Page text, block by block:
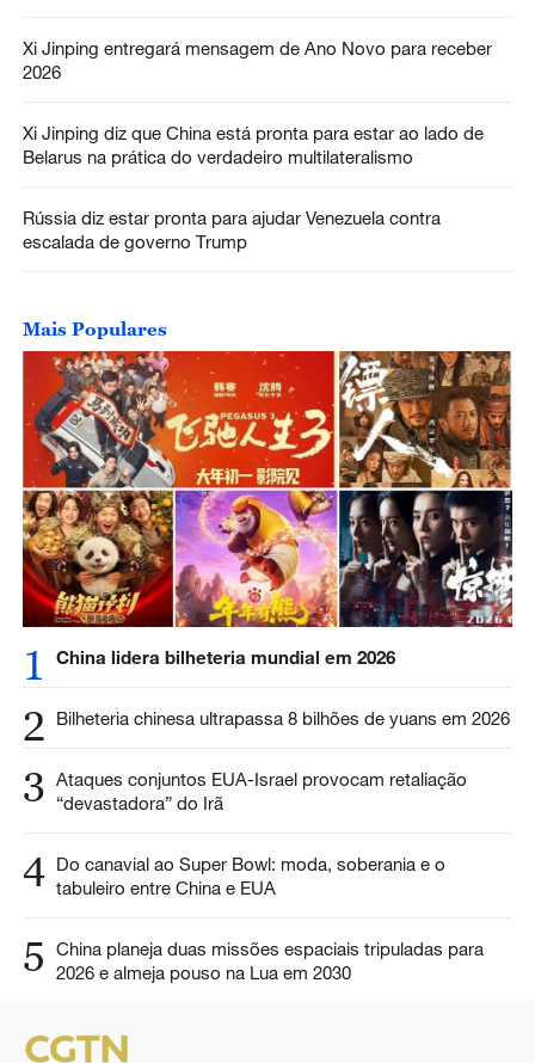
Xi Jinping entregará mensagem de Ano Novo para receber
2026
Xi Jinping diz que China está pronta para estar ao lado de
Belarus na prática do verdadeiro multilateralismo
Rússia diz estar pronta para ajudar Venezuela contra
escalada de governo Trump
Mais Populares
1 China lidera bilheteria mundial em 2026
2 Bilheteria chinesa ultrapassa 8 bilhões de yuans em 2026
3 Ataques conjuntos EUA-Israel provocam retaliação
“devastadora” do Irã
4 Do canavial ao Super Bowl: moda, soberania e o
tabuleiro entre China e EUA
5
China planeja duas missões espaciais tripuladas para
2026 e almeja pouso na Lua em 2030